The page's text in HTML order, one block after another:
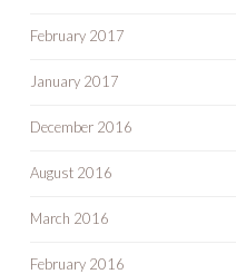
February 2017
January 2017
December 2016
August 2016
March 2016
February 2016